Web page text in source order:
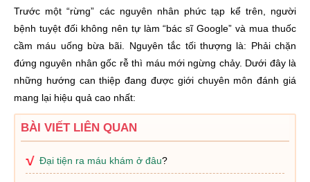
Trước một “rừng” các nguyên nhân phức tạp kể trên, người
bệnh tuyệt đối không nên tự làm “bác sĩ Google” và mua thuốc
cầm máu uống bừa bãi. Nguyên tắc tối thượng là: Phải chặn
đứng nguyên nhân gốc rễ thì máu mới ngừng chảy. Dưới đây là
những hướng can thiệp đang được giới chuyên môn đánh giá
mang lại hiệu quả cao nhất:
BÀI VIẾT LIÊN QUAN
Đại tiện ra máu khám ở đâu?